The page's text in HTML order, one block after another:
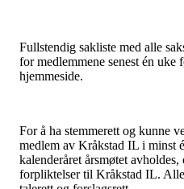
Fullstendig sakliste med alle
for medlemmene senest én uke
hjemmeside.
For å ha stemmerett og kunne
medlem av Kråkstad IL i minst
kalenderåret årsmøtet
forpliktelser til Kråkstad IL. Alle